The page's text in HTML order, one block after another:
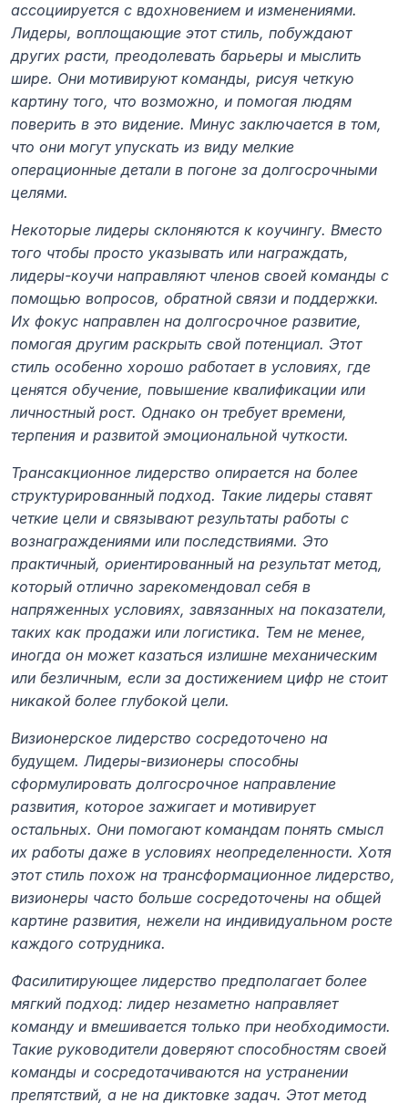
ассоциируется с вдохновением и изменениями.
Лидеры, воплощающие этот стиль, побуждают
других расти, преодолевать барьеры и мыслить
шире. Они мотивируют команды, рисуя четкую
картину того, что возможно, и помогая людям
поверить в это видение. Минус заключается в том,
что они могут упускать из виду мелкие
операционные детали в погоне за долгосрочными
целями.
Некоторые лидеры склоняются к коучингу. Вместо
того чтобы просто указывать или награждать,
лидеры-коучи направляют членов своей команды с
помощью вопросов, обратной связи и поддержки.
Их фокус направлен на долгосрочное развитие,
помогая другим раскрыть свой потенциал. Этот
стиль особенно хорошо работает в условиях, где
ценятся обучение, повышение квалификации или
личностный рост. Однако он требует времени,
терпения и развитой эмоциональной чуткости.
Трансакционное лидерство опирается на более
структурированный подход. Такие лидеры ставят
четкие цели и связывают результаты работы с
вознаграждениями или последствиями. Это
практичный, ориентированный на результат метод,
который отлично зарекомендовал себя в
напряженных условиях, завязанных на показатели,
таких как продажи или логистика. Тем не менее,
иногда он может казаться излишне механическим
или безличным, если за достижением цифр не стоит
никакой более глубокой цели.
Визионерское лидерство сосредоточено на
будущем. Лидеры-визионеры способны
сформулировать долгосрочное направление
развития, которое зажигает и мотивирует
остальных. Они помогают командам понять смысл
их работы даже в условиях неопределенности. Хотя
этот стиль похож на трансформационное лидерство,
визионеры часто больше сосредоточены на общей
картине развития, нежели на индивидуальном росте
каждого сотрудника.
Фасилитирующее лидерство предполагает более
мягкий подход: лидер незаметно направляет
команду и вмешивается только при необходимости.
Такие руководители доверяют способностям своей
команды и сосредотачиваются на устранении
препятствий, а не на диктовке задач. Этот метод